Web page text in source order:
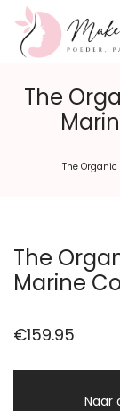
The
The
The
Marine
€159.95
Naar